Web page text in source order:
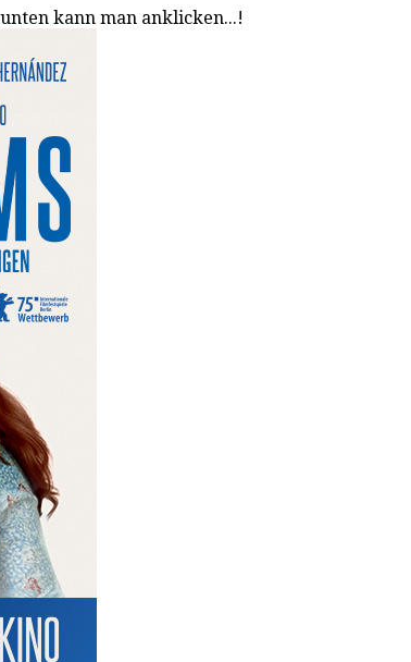
kann man anklicken...!